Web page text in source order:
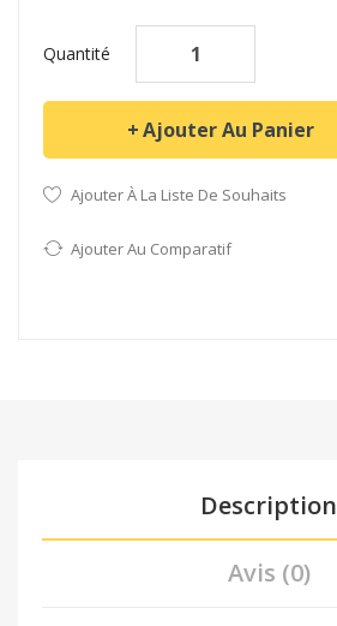
Quantité
Ajouter Au Panier
Ajouter À La Liste De Souhaits
Ajouter Au Comparatif
Description
Avis (0)